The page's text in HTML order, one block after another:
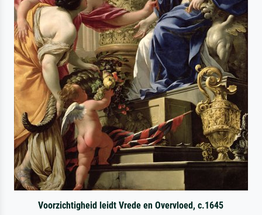
Voorzichtigheid leidt Vrede en Overvloed, c.1645